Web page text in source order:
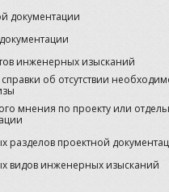
документации
инженерных изысканий
об отсутствии
мнения по проекту или
разделов проектной
видов инженерных изысканий